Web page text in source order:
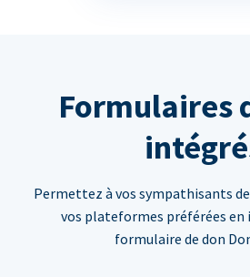
Formulaires
Permettez à vos sympathisants
vos plateformes préférées
formulaire de don